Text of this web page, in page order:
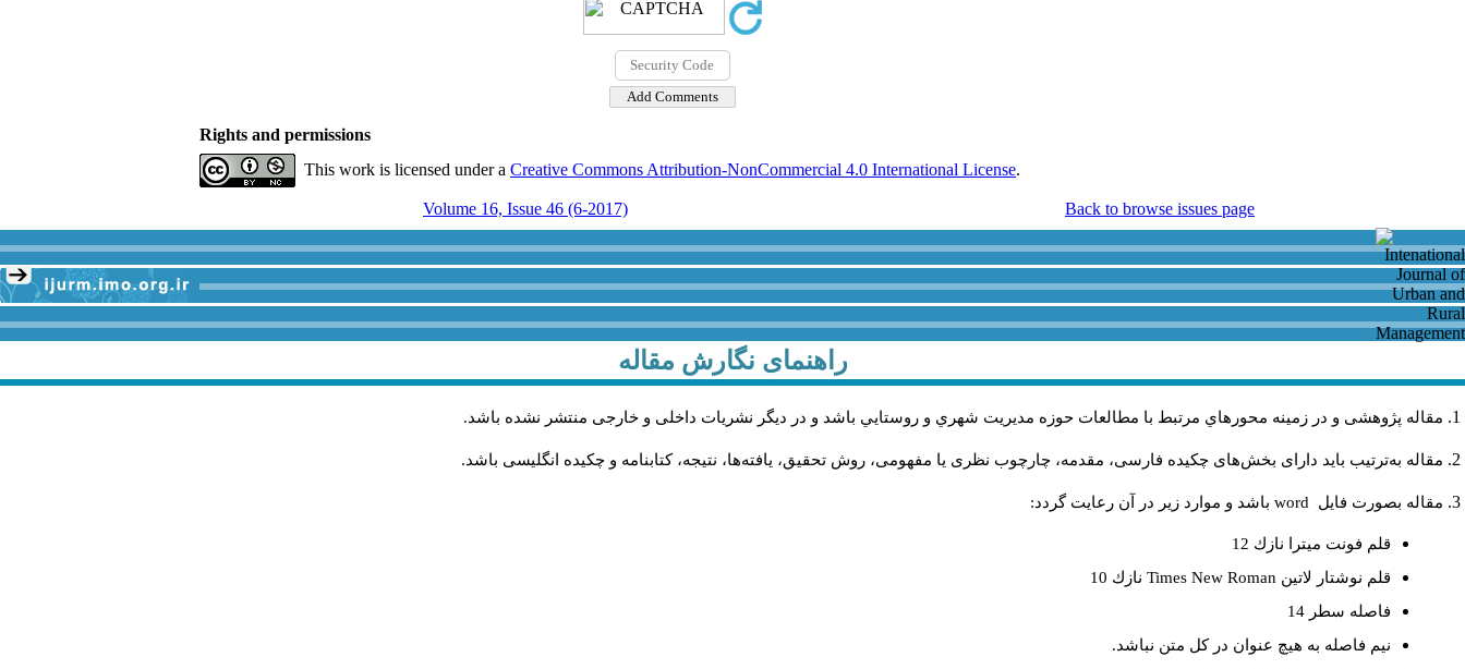
Rights and permissions
This work is licensed under a Creative Commons Attribution-NonCommercial 4.0 International License.
Volume 16, Issue 46 (6-2017) Back to browse issues page
راهنمای نگارش مقاله
مقاله پژوهشی و در زمینه محورهاي مرتبط با مطالعات حوزه مديريت شهري و روستايي باشد و در دیگر نشریات داخلی و خارجی منتشر نشده باشد.
مقاله به‌ترتیب باید دارای بخش‌های چکیده فارسی، مقدمه، چارچوب نظری یا مفهومی، روش تحقیق، یافته‌ها، نتیجه، کتابنامه و چکیده انگلیسی باشد.
مقاله بصورت فايل word باشد و موارد زير در آن رعايت گردد:
قلم فونت ميترا نازك 12
قلم نوشتار لاتين Times New Roman نازك 10
فاصله سطر 14
نيم فاصله به هيچ عنوان در كل متن نباشد.